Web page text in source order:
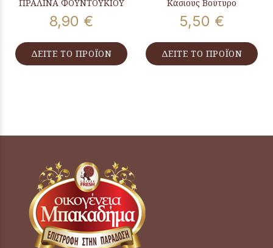
ΠΡΑΛΙΝΑ ΦΟΥΝΤΟΥΚΙΟΥ
8,90 €
ΔΕΙΤΕ ΤΟ ΠΡΟΪΟΝ
Κάσιους Βούτυρο
5,50 €
ΔΕΙΤΕ ΤΟ ΠΡΟΪΟΝ